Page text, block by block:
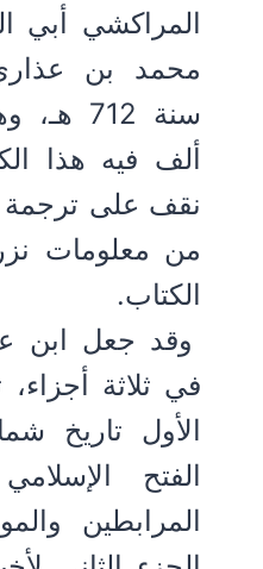
المراكشي أبي
محمد بن
سنة
ألف فيه هذا
نقف على
من معلومات
الكتاب.
وقد جعل ابن
في ثلاثة
الأول تاريخ
الفتح
المرابطين